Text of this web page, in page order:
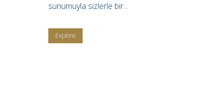
sunumuyla sizlerle bir...
Explore